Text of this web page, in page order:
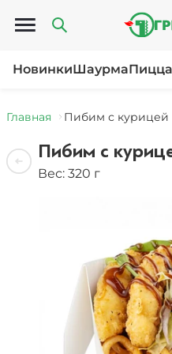
Открыть меню
НовинкиШаурмаПицца
Главная Пибим с курицей
Пибим с
Вес: 320 г